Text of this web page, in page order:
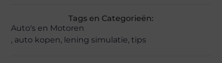
Tags en Categorieën:
Auto's en Motoren
, auto kopen, lening simulatie,tips